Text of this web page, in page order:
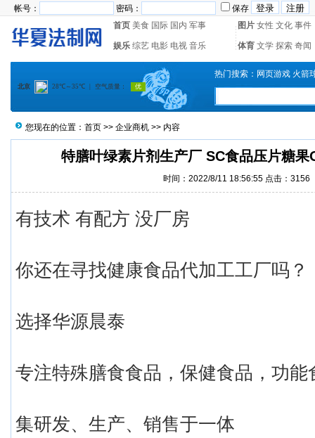
帐号： 密码：
保存
首页 美食 国际 国内 军事 图片 女性 文化 事件
娱乐 综艺 电影 电视 音乐 体育 文学 探索 奇闻
热门搜索： 网页游戏 火箭
您现在的位置： 首页 >> 企业商机 >> 内容
特膳叶绿素片剂生产厂 SC食品压片糖果
时间：2022/8/11 18:56:55 点击： 3156
有技术 有配方 没厂房
你还在寻找健康食品代加工工厂吗？
选择华源晨泰
专注特殊膳食食品，保健食品，功能
集研发、生产、销售于一体